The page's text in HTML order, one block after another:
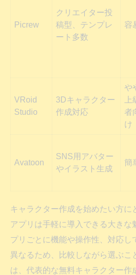
Picrew
クリエイター投
稿型、テンプレ
ート多数
容
VRoid
Studio
3Dキャラクター
作成対応
や
上
者
け
Avatoon
SNS用アバター
やイラスト生成
簡
キャラクター作成を始めたい方に
アプリは手軽に導入できる大きな
プリごとに機能や操作性、対応し
異なるため、比較しながら選ぶこ
は、代表的な無料キャラクター作